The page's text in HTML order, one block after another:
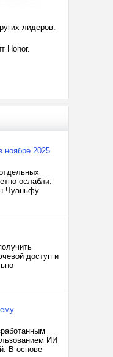
лидеров.
Honor.
ноябре 2025
ослабли:
Чуаньфу
доступ и
ИИ
В основе